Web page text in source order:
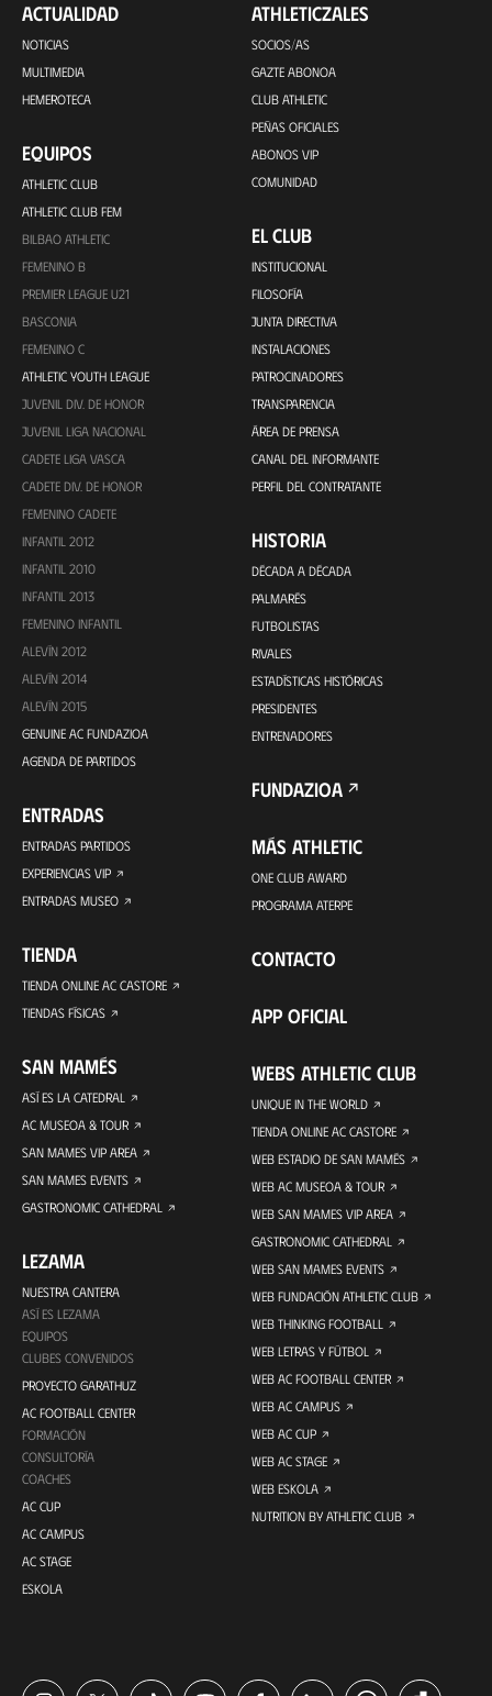
ACTUALIDAD
NOTICIAS
MULTIMEDIA
HEMEROTECA
EQUIPOS
ATHLETIC CLUB
ATHLETIC CLUB FEM
BILBAO ATHLETIC
FEMENINO B
PREMIER LEAGUE U21
BASCONIA
FEMENINO C
ATHLETIC YOUTH LEAGUE
JUVENIL DIV. DE HONOR
JUVENIL LIGA NACIONAL
CADETE LIGA VASCA
CADETE DIV. DE HONOR
FEMENINO CADETE
INFANTIL 2012
INFANTIL 2010
INFANTIL 2013
FEMENINO INFANTIL
ALEVÍN 2012
ALEVÍN 2014
ALEVÍN 2015
GENUINE AC FUNDAZIOA
AGENDA DE PARTIDOS
ENTRADAS
ENTRADAS PARTIDOS
EXPERIENCIAS VIP
ENTRADAS MUSEO
TIENDA
TIENDA ONLINE AC CASTORE
TIENDAS FÍSICAS
SAN MAMÉS
ASÍ ES LA CATEDRAL
AC MUSEOA & TOUR
SAN MAMES VIP AREA
SAN MAMES EVENTS
GASTRONOMIC CATHEDRAL
LEZAMA
NUESTRA CANTERA
ASÍ ES LEZAMA
EQUIPOS
CLUBES CONVENIDOS
PROYECTO GARATHUZ
AC FOOTBALL CENTER
FORMACIÓN
CONSULTORÍA
COACHES
AC CUP
AC CAMPUS
AC STAGE
ESKOLA
ATHLETICZALES
SOCIOS/AS
GAZTE ABONOA
CLUB ATHLETIC
PEÑAS OFICIALES
ABONOS VIP
COMUNIDAD
EL CLUB
INSTITUCIONAL
FILOSOFÍA
JUNTA DIRECTIVA
INSTALACIONES
PATROCINADORES
TRANSPARENCIA
ÁREA DE PRENSA
CANAL DEL INFORMANTE
PERFIL DEL CONTRATANTE
HISTORIA
DÉCADA A DÉCADA
PALMARÉS
FUTBOLISTAS
RIVALES
ESTADÍSTICAS HISTÓRICAS
PRESIDENTES
ENTRENADORES
FUNDAZIOA
MÁS ATHLETIC
ONE CLUB AWARD
PROGRAMA ATERPE
CONTACTO
APP OFICIAL
WEBS ATHLETIC CLUB
UNIQUE IN THE WORLD
TIENDA ONLINE AC CASTORE
WEB ESTADIO DE SAN MAMÉS
WEB AC MUSEOA & TOUR
WEB SAN MAMES VIP AREA
GASTRONOMIC CATHEDRAL
WEB SAN MAMES EVENTS
WEB FUNDACIÓN ATHLETIC CLUB
WEB THINKING FOOTBALL
WEB LETRAS Y FÚTBOL
WEB AC FOOTBALL CENTER
WEB AC CAMPUS
WEB AC CUP
WEB AC STAGE
WEB ESKOLA
NUTRITION BY ATHLETIC CLUB